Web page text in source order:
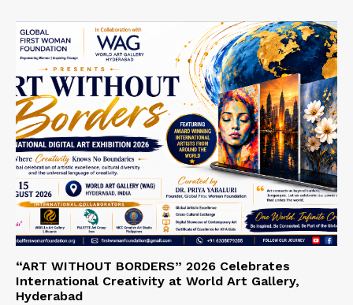
“ART WITHOUT BORDERS” 2026 Celebrates
International Creativity at World Art Gallery,
Hyderabad